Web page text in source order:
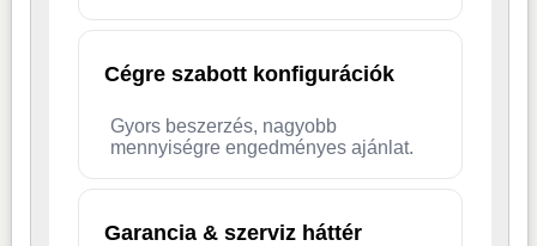
Cégre szabott konfigurációk
Gyors beszerzés, nagyobb
mennyiségre engedményes ajánlat.
Garancia & szerviz háttér